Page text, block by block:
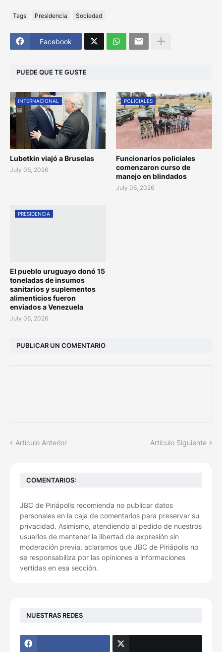
Tags Presidencia Sociedad
Facebook
PUEDE QUE TE GUSTE
INTERNACIONAL
Lubetkin viajó a Bruselas
July 06, 2026
POLICIALES
Funcionarios policiales
comenzaron curso de
manejo en blindados
July 06, 2026
PRESIDENCIA
El pueblo uruguayo donó 15
toneladas de insumos
sanitarios y suplementos
alimenticios fueron
enviados a Venezuela
July 06, 2026
PUBLICAR UN COMENTARIO
Artículo Anterior Artículo Siguiente
COMENTARIOS:
JBC de Piriápolis recomienda no publicar datos
personales en la caja de comentarios para preservar su
privacidad. Asimismo, atendiendo al pedido de nuestros
usuarios de mantener la libertad de expresión sin
moderación previa, aclaramos que JBC de Piriápolis no
se responsabiliza por las opiniones e informaciones
vertidas en esa sección.
NUESTRAS REDES